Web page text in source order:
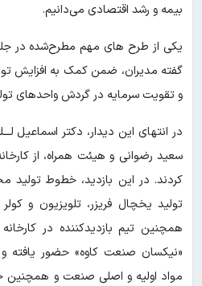
بیمه و رشد اقتصادی می‌دانیم.
یکی از طرح های مهم مطرح‌شده در
گفته مدیران، ضمن کمک به افزایش
و تقویت سرمایه در گردش واحدهای
در انتهای این دیدار، دکتر اسماعیل
سعید رضوانی و هیئت همراه، از
کردند. در این بازدید، خطوط تولید
تولید یخچال فریزر، تلویزیون و
همچنین تیم بازدیدکننده در
«نیکسان صنعت کاوه» حضور یافته و
مواد اولیه و اصلی صنعت و